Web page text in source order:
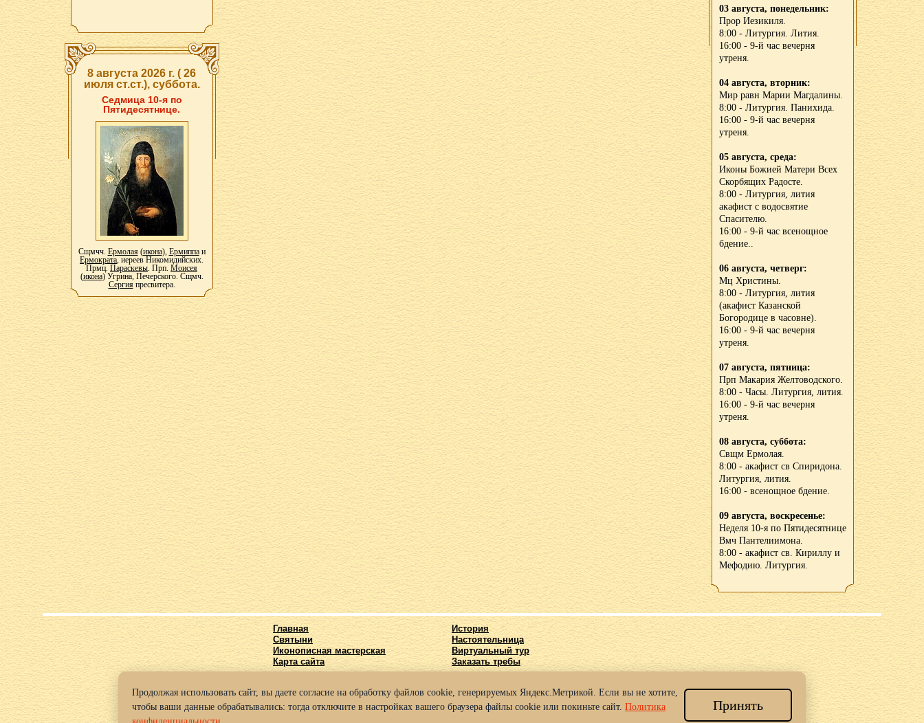
8 августа 2026 г. ( 26
июля ст.ст.), суббота.
Седмица 10-я по
Пятидесятнице.
Сщмчч. Ермолая(икона), Ермиппаи
Ермократа, иереев Никомидийских.
Прмц. Параскевы. Прп. Моисея
(икона) Угрина, Печерского. Сщмч.
Сергияпресвитера.
03 августа, понедельник:
Прор Иезикиля.
8:00 - Литургия. Лития.
16:00 - 9-й час вечерня
утреня.
04 августа, вторник:
Мир равн Марии Магдалины.
8:00 - Литургия. Панихида.
16:00 - 9-й час вечерня
утреня.
05 августа, среда:
Иконы Божией Матери Всех
Скорбящих Радосте.
8:00 - Литургия, лития
акафист с водосвятие
Спасителю.
16:00 - 9-й час всенощное
бдение..
06 августа, четверг:
Мц Христины.
8:00 - Литургия, лития
(акафист Казанской
Богородице в часовне).
16:00 - 9-й час вечерня
утреня.
07 августа, пятница:
Прп Макария Желтоводского.
8:00 - Часы. Литургия, лития.
16:00 - 9-й час вечерня
утреня.
08 августа, суббота:
Свщм Ермолая.
8:00 - акафист св Спиридона.
Литургия, лития.
16:00 - всенощное бдение.
09 августа, воскресенье:
Неделя 10-я по Пятидесятнице
Вмч Пантелиимона.
8:00 - акафист св. Кириллу и
Мефодию. Литургия.
Главная
История
Святыни
Настоятельница
Иконописная мастерская
Виртуальный тур
Карта сайта
Заказать требы
© 2016-2025 Архиерейское подворье храма во имя Святых Кирилла и Мефодия г. Нижний Новгород.
Политика конфиденциальности
Продолжая использовать сайт, вы даете согласие на обработку файлов cookie, генерируемых Яндекс.Метрикой. Если вы не хотите,
чтобы ваши данные обрабатывались: тогда отключите в настройках вашего браузера файлы cookie или покиньте сайт. Политика
Принять